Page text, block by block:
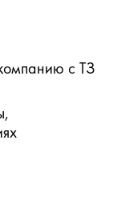
с ТЗ